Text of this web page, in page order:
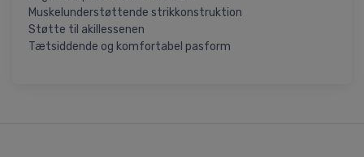
Muskelunderstøttende strikkonstruktion
Støtte til akillessenen
Tætsiddende og komfortabel pasform